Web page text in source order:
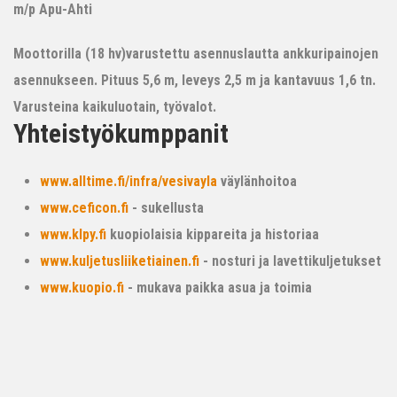
m/p Apu-Ahti
Moottorilla (18 hv)varustettu asennuslautta ankkuripainojen
asennukseen. Pituus 5,6 m, leveys 2,5 m ja kantavuus 1,6 tn.
Varusteina kaikuluotain, työvalot.
Yhteistyökumppanit
www.alltime.fi/infra/vesivayla väylänhoitoa
www.ceficon.fi - sukellusta
www.klpy.fi kuopiolaisia kippareita ja historiaa
www.kuljetusliiketiainen.fi - nosturi ja lavettikuljetukset
www.kuopio.fi - mukava paikka asua ja toimia